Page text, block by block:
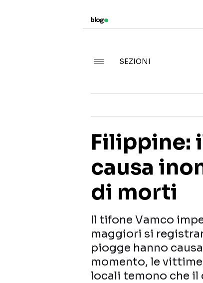
SEZIONI
Filippine:
causa
di morti
Il tifone Vamco
maggiori si
piogge hanno
momento, le
locali temono che il